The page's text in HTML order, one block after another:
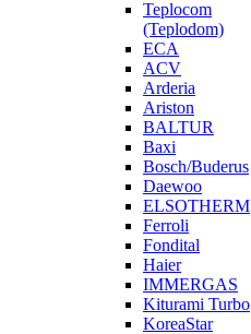
Teplocom
(Teplodom)
ECA
ACV
Arderia
Ariston
BALTUR
Baxi
Bosch/Buderus
Daewoo
ELSOTHERM
Ferroli
Fondital
Haier
IMMERGAS
Kiturami Turbo
KoreaStar